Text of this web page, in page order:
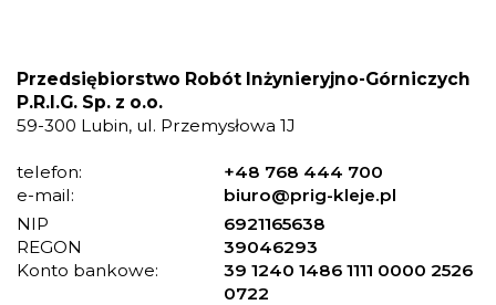
Przedsiębiorstwo Robót Inżynieryjno-Górniczych
P.R.I.G. Sp. z o.o.
59-300 Lubin, ul. Przemysłowa 1J
telefon:
+48 768 444 700
e-mail:
biuro@prig-kleje.pl
NIP
6921165638
REGON
39046293
Konto bankowe:
39 1240 1486 1111 0000 2526
0722